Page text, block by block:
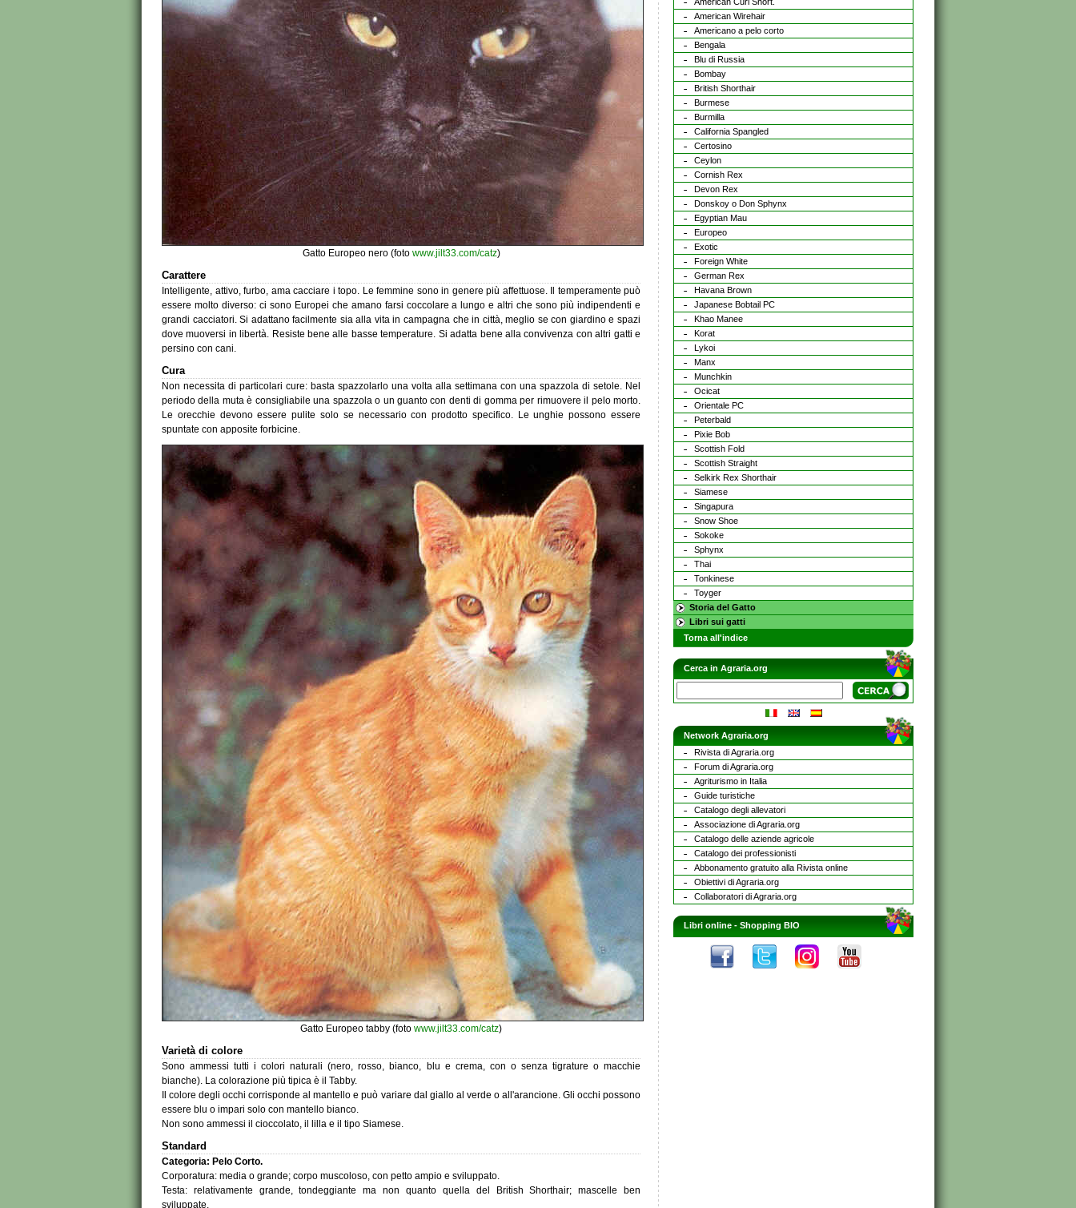
Gatto Europeo nero (foto www.jilt33.com/catz)
Carattere
Intelligente, attivo, furbo, ama cacciare i topo. Le femmine sono in genere più affettuose. Il temperamente può
essere molto diverso: ci sono Europei che amano farsi coccolare a lungo e altri che sono più indipendenti e
grandi cacciatori. Si adattano facilmente sia alla vita in campagna che in città, meglio se con giardino e spazi
dove muoversi in libertà. Resiste bene alle basse temperature. Si adatta bene alla convivenza con altri gatti e
persino con cani.
Cura
Non necessita di particolari cure: basta spazzolarlo una volta alla settimana con una spazzola di setole. Nel
periodo della muta è consigliabile una spazzola o un guanto con denti di gomma per rimuovere il pelo morto.
Le orecchie devono essere pulite solo se necessario con prodotto specifico. Le unghie possono essere
spuntate con apposite forbicine.
Gatto Europeo tabby (foto www.jilt33.com/catz)
Varietà di colore
Sono ammessi tutti i colori naturali (nero, rosso, bianco, blu e crema, con o senza tigrature o macchie
bianche). La colorazione più tipica è il Tabby.
Il colore degli occhi corrisponde al mantello e può variare dal giallo al verde o all'arancione. Gli occhi possono
essere blu o impari solo con mantello bianco.
Non sono ammessi il cioccolato, il lilla e il tipo Siamese.
Standard
Categoria: Pelo Corto.
Corporatura: media o grande; corpo muscoloso, con petto ampio e sviluppato.
Testa: relativamente grande, tondeggiante ma non quanto quella del British Shorthair; mascelle ben
sviluppate.
American Wirehair
Americano a pelo corto
Bengala
Blu di Russia
Bombay
British Shorthair
Burmese
Burmilla
California Spangled
Certosino
Ceylon
Cornish Rex
Devon Rex
Donskoy o Don Sphynx
Egyptian Mau
Europeo
Exotic
Foreign White
German Rex
Havana Brown
Japanese Bobtail PC
Khao Manee
Korat
Lykoi
Manx
Munchkin
Ocicat
Orientale PC
Peterbald
Pixie Bob
Scottish Fold
Scottish Straight
Selkirk Rex Shorthair
Siamese
Singapura
Snow Shoe
Sokoke
Sphynx
Thai
Tonkinese
Toyger
Storia del Gatto
Libri sui gatti
Torna all'indice
Cerca in Agraria.org
Network Agraria.org
Rivista di Agraria.org
Forum di Agraria.org
Agriturismo in Italia
Guide turistiche
Catalogo degli allevatori
Associazione di Agraria.org
Catalogo delle aziende agricole
Catalogo dei professionisti
Abbonamento gratuito alla Rivista online
Obiettivi di Agraria.org
Collaboratori di Agraria.org
Libri online - Shopping BIO